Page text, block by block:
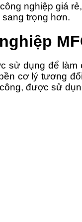
nghiệp giá
trọng hơn.
sử dụng để
cơ lý tương
được sử